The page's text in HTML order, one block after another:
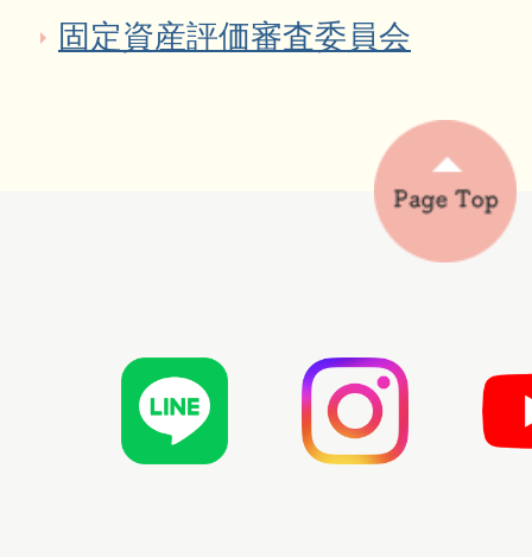
固定資産評価審査委員会